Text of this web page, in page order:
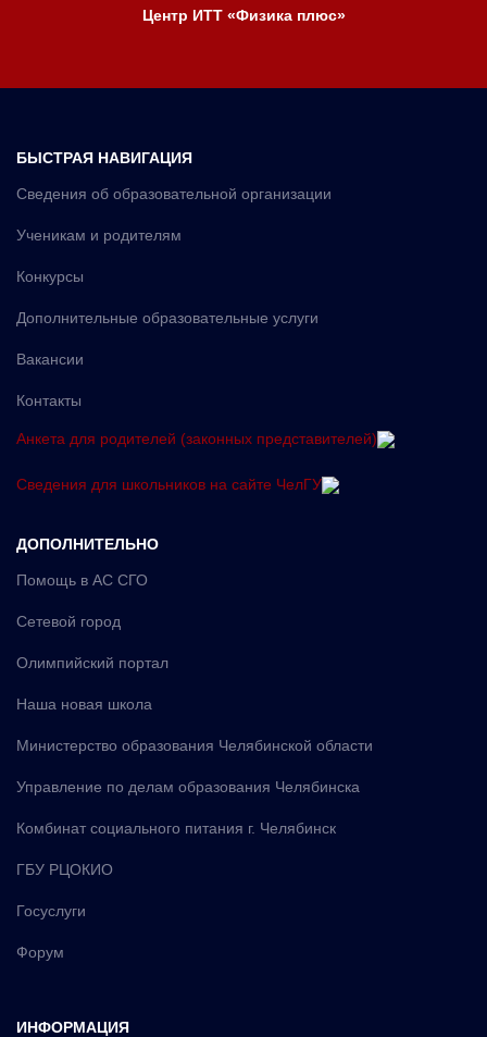
Центр ИТТ «Физика плюс»
БЫСТРАЯ НАВИГАЦИЯ
Сведения об образовательной организации
Ученикам и родителям
Конкурсы
Дополнительные образовательные услуги
Вакансии
Контакты
Анкета для родителей (законных представителей)
Сведения для школьников на сайте ЧелГУ
ДОПОЛНИТЕЛЬНО
Помощь в АС СГО
Сетевой город
Олимпийский портал
Наша новая школа
Министерство образования Челябинской области
Управление по делам образования Челябинска
Комбинат социального питания г. Челябинск
ГБУ РЦОКИО
Госуслуги
Форум
ИНФОРМАЦИЯ